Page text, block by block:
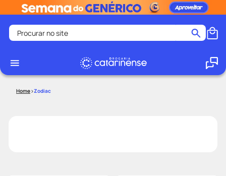
Procurar no site
1
Zodiac